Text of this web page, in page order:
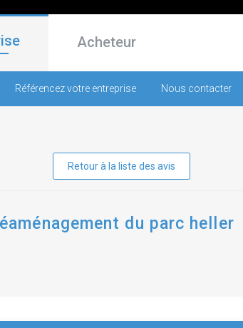
Acheteur
Référencez votre entreprise Nous contacter
Retour à la liste des avis
du parc heller